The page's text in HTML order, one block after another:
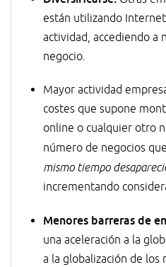
están utilizando
actividad, accediendo a
negocio.
Mayor actividad
costes que supone
online o cualquier otro
número de negocios
mismo tiempo
incrementando
Menores barreras de
una aceleración a la
a la globalización de los